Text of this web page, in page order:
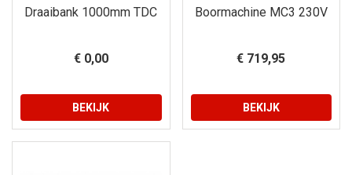
Draaibank 1000mm TDC
€ 0,00
BEKIJK
Boormachine MC3 230V
€ 719,95
BEKIJK